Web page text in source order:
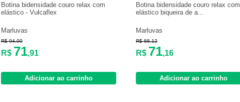
Botina bidensidade couro relax com
elástico - Vulcaflex
Marluvas
R$ 94,00
R$ 71,91
Adicionar ao carrinho
Botina bidensidade couro relax com
elástico biqueira de a...
Marluvas
R$ 88,12
R$ 71,16
Adicionar ao carrinho